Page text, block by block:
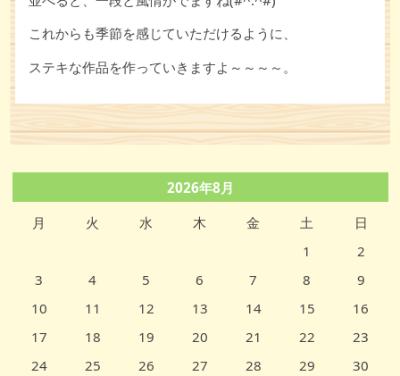
これからも季節を感じていただけるように、
ステキな作品を作っていきますよ～～～～。
2026年8月
月
火 水 木 金 土 日
1
2
3
4 5 6 7 8
9
10
11 12 13 14 15
16
17
18 19 20 21 22
23
24
25 26 27 28 29
30